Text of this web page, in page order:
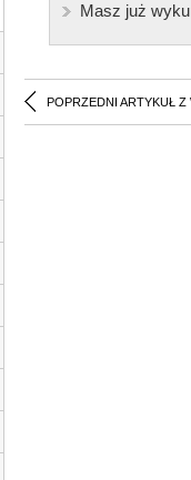
Masz już
POPRZEDNI ARTYKUŁ Z